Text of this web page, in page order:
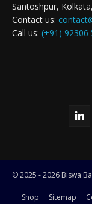
Santoshpur,
Contact us:
Call us: (+91) 92306
© 2025 - 2026 Biswa
Shop Sitemap